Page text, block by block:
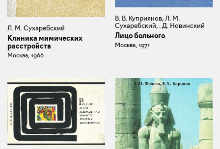
Л. М. Сухаребский
Клиника мимических
расстройств
Москва, 1966
В. В. Куприянов, Л. М.
Сухаребский, . Д. Новинский
Лицо больного
Москва, 1971